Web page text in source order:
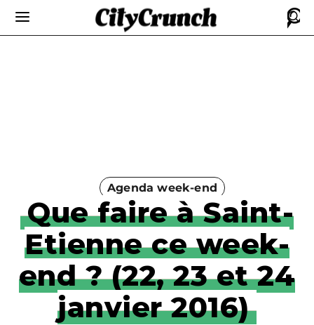
Agenda week-end
Que faire à Saint-
Etienne ce week-
end ? (22, 23 et 24
janvier 2016)